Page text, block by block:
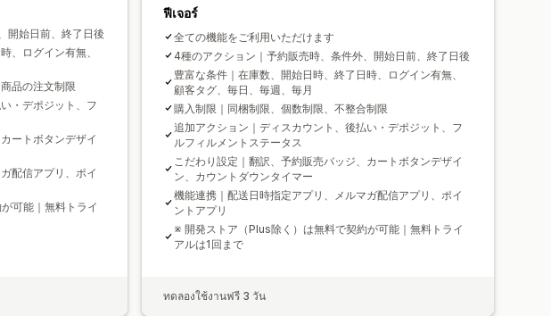
開始日前、終了日後
、ログイン有無、
品の注文制限
・デポジット、フ
ートボタンデザイ
配信アプリ、ポイ
可能｜無料トライ
ฟีเจอร์
全ての機能をご利用いただけます
4種のアクション｜予約販売時、条件外、開始日前、終了日後
豊富な条件｜在庫数、開始日時、終了日時、ログイン有無、
顧客タグ、毎日、毎週、毎月
購入制限｜同梱制限、個数制限、不整合制限
追加アクション｜ディスカウント、後払い・デポジット、フ
ルフィルメントステータス
こだわり設定｜翻訳、予約販売バッジ、カートボタンデザイ
ン、カウントダウンタイマー
機能連携｜配送日時指定アプリ、メルマガ配信アプリ、ポイ
ントアプリ
※ 開発ストア（Plus除く）は無料で契約が可能｜無料トライ
アルは1回まで
ทดลองใช้งานฟรี 3 วัน